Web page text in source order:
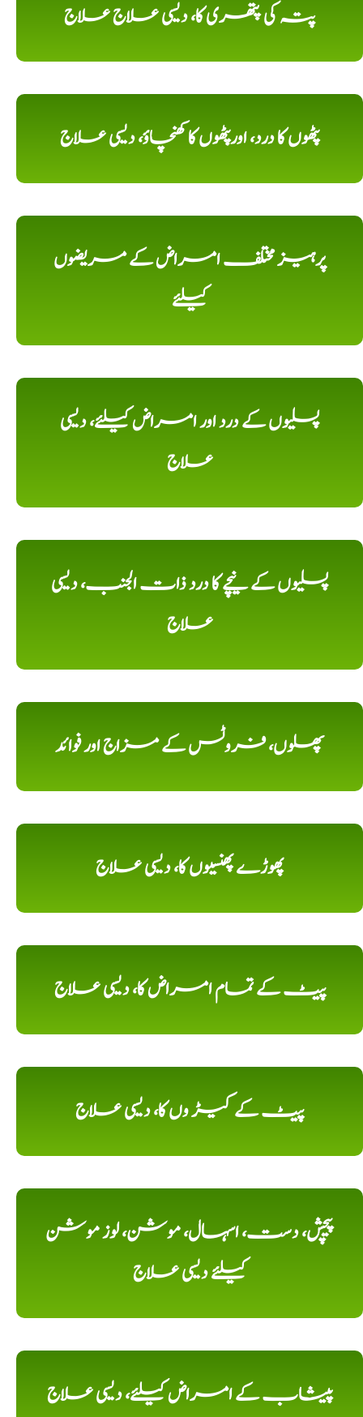
پتہ کی پتھری کا، دیسی علاج علاج
پٹھوں کا درد، اورپٹھوں کا کھنچاؤ، دیسی علاج
پرہیز مختلف امراض کے مریضوں
کیلئے
پسلیوں کے درد اور امراض کیلئے، دیسی
علاج
پسلیوں کے نیچے کا درد ذات الجنب، دیسی
علاج
پھلوں، فروٹس کے مزاج اور فوائد
پھوڑے پھنسیوں کا، دیسی علاج
پیٹ کے تمام امراض کا، دیسی علاج
پیٹ کے کیڑ وں کا، دیسی علاج
پیچش، دست، اسہال، موشن، لوز موشن
کیلئے دیسی علاج
پیشاب کے امراض کیلئے، دیسی علاج